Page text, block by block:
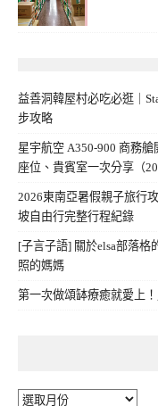
益善洞韓屋村必吃必逛｜
步攻略
星宇航空 A350-900 商務
座位、貴賓室一次分享（
2026東南亞暑假親子旅行
坡自由行完整行程紀錄
[子言子語] 關於elsa部落格
照的媽媽
第一次做頌缽療癒就愛上
彙